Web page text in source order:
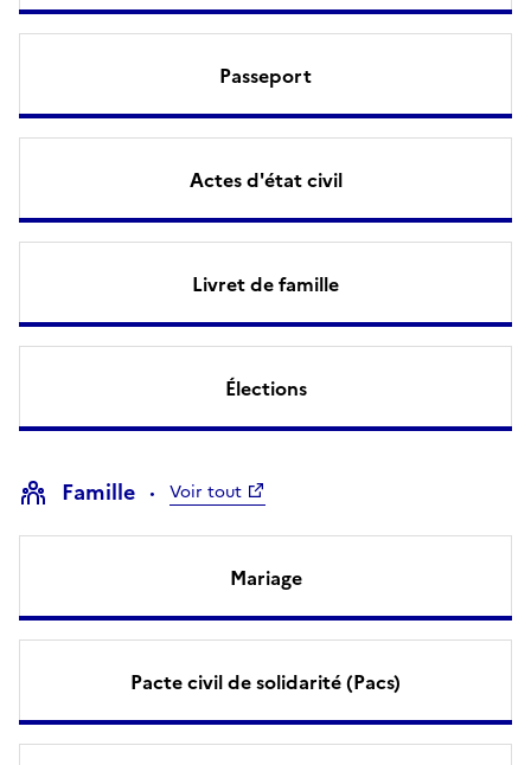
Passeport
Actes d'état civil
Livret de famille
Élections
Famille Voir tout
Mariage
Pacte civil de solidarité (Pacs)